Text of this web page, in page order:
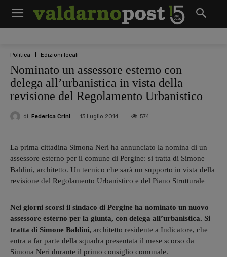
Politica Edizioni locali
Nominato un assessore esterno con
delega all’urbanistica in vista della
revisione del Regolamento Urbanistico
di Federica Crini 13 Luglio 2014 574
La prima cittadina Simona Neri ha annunciato la nomina di un
assessore esterno per il comune di Pergine: si tratta di Simone
Baldini, architetto. Un tecnico che sarà un supporto in vista della
revisione del Regolamento Urbanistico e del Piano Strutturale
Nei giorni scorsi il sindaco di Pergine ha nominato un nuovo
assessore esterno per la giunta, con delega all’urbanistica. Si
tratta di Simone Baldini, architetto residente a Indicatore, che
entra a far parte della squadra presentata il mese scorso da
Simona Neri durante il primo consiglio comunale.